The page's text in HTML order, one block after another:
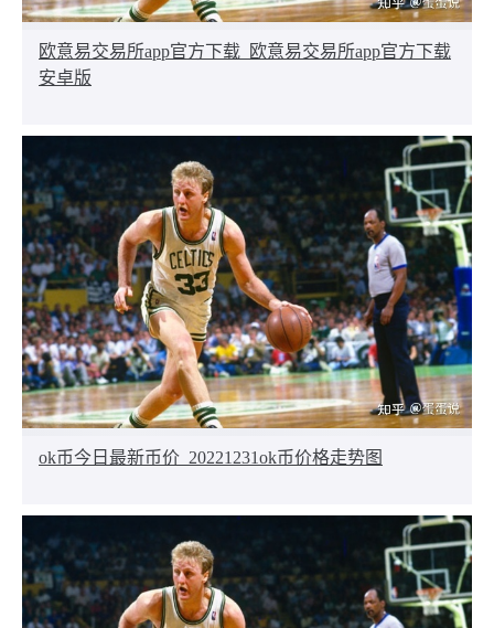
欧意易交易所app官方下载_欧意易交易所app官方下载
安卓版
ok币今日最新币价_20221231ok币价格走势图